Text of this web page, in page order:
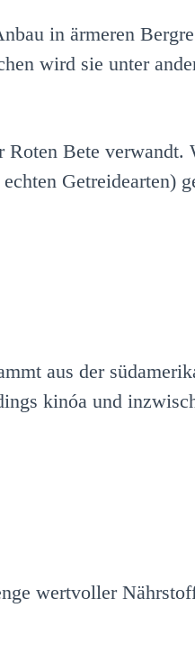
in ärmeren
wird sie unter
Roten Bete verwandt.
Getreidearten)
aus der
kinóa und
wertvoller